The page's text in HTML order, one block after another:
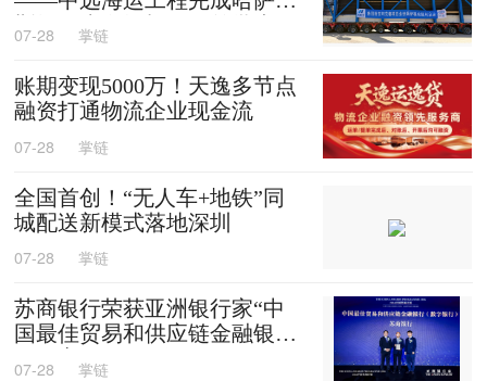
斯坦阿克套燃机项目首批大件
设备跨境发运
07-28 掌链
账期变现5000万！天逸多节点
融资打通物流企业现金流
07-28 掌链
全国首创！“无人车+地铁”同
城配送新模式落地深圳
07-28 掌链
苏商银行荣获亚洲银行家“中
国最佳贸易和供应链金融银行
（数字银行）”奖项
07-28 掌链